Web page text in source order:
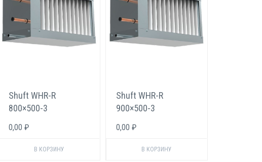
Shuft WHR-R
800×500-3
охладитель для
прямоугольных
0,00 ₽
Shuft WHR-R
900×500-3
охладитель для
прямоугольных
0,00 ₽